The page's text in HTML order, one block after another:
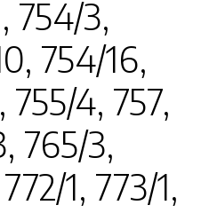
754/3,
754/16,
755/4, 757,
765/3,
1, 773/1,